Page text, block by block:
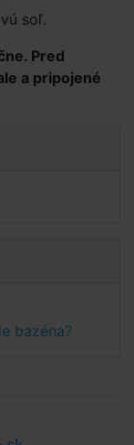
soľ.
Pred
a pripojené
bazéna?